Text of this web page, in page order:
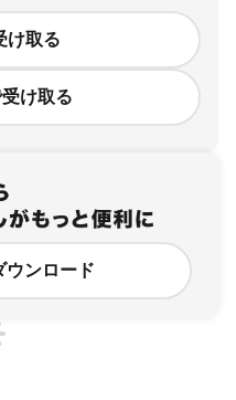
け取る
け取る
ウンロード